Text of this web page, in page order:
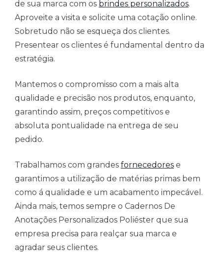
de sua marca com os brindes personalizados.
Aproveite a visita e solicite uma cotação online.
Sobretudo não se esqueça dos clientes.
Presentear os clientes é fundamental dentro da
estratégia.
Mantemos o compromisso com a mais alta
qualidade e precisão nos produtos, enquanto,
garantindo assim, preços competitivos e
absoluta pontualidade na entrega de seu
pedido.
Trabalhamos com grandes fornecedores e
garantimos a utilização de matérias primas bem
como á qualidade e um acabamento impecável.
Ainda mais, temos sempre o Cadernos De
Anotações Personalizados Poliéster que sua
empresa precisa para realçar sua marca e
agradar seus clientes.